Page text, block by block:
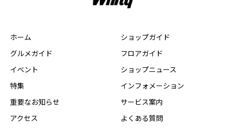
ホーム
グルメガイド
イベント
特集
重要なお知らせ
アクセス
ショップガイド
フロアガイド
ショップニュース
インフォメーション
サービス案内
よくある質問